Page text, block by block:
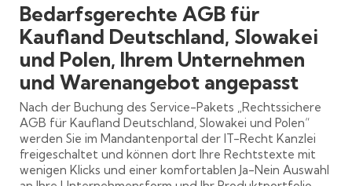
Bedarfsgerechte AGB für
Kaufland Deutschland, Slowakei
und Polen, Ihrem Unternehmen
und Warenangebot angepasst
Nach der Buchung des Service-Pakets „Rechtssichere
AGB für Kaufland Deutschland, Slowakei und Polen“
werden Sie im Mandantenportal der IT-Recht Kanzlei
freigeschaltet und können dort Ihre Rechtstexte mit
wenigen Klicks und einer komfortablen Ja-Nein Auswahl